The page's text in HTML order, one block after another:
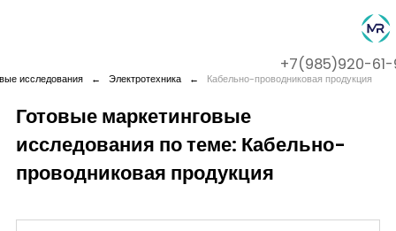
Company
+7(985)920-
исследования ← Электротехника ← Кабельно-проводниковая продукция
Готовые маркетинговые
исследования по теме: Кабельно-
проводниковая продукция